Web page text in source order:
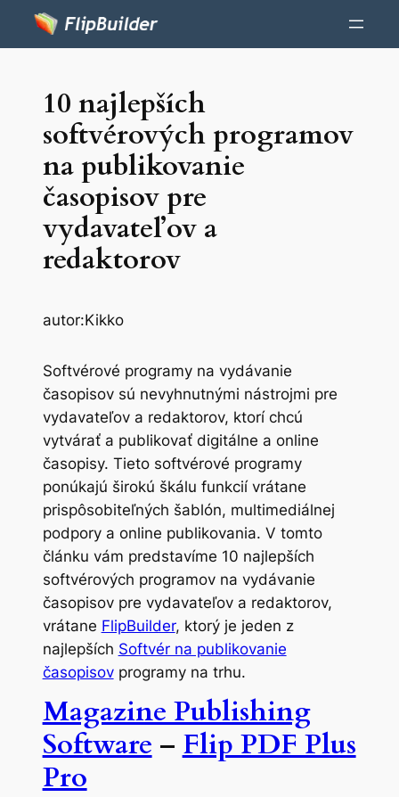
10 najlepších
softvérových programov
na publikovanie
časopisov pre
vydavateľov a
redaktorov
autor:Kikko
Softvérové programy na vydávanie
časopisov sú nevyhnutnými nástrojmi pre
vydavateľov a redaktorov, ktorí chcú
vytvárať a publikovať digitálne a online
časopisy. Tieto softvérové programy
ponúkajú širokú škálu funkcií vrátane
prispôsobiteľných šablón, multimediálnej
podpory a online publikovania. V tomto
článku vám predstavíme 10 najlepších
softvérových programov na vydávanie
časopisov pre vydavateľov a redaktorov,
vrátane FlipBuilder, ktorý je jeden z
najlepších Softvér na publikovanie
časopisovprogramy na trhu.
Magazine Publishing
Software – Flip PDF Plus
Pro